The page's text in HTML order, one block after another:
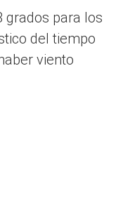
grados para los
del tiempo
viento